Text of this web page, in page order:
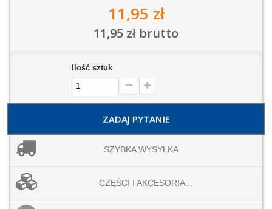
11,95 zł
11,95 zł brutto
Ilość sztuk
ZADAJ PYTANIE
SZYBKA WYSYŁKA
CZĘŚCI I AKCESORIA...